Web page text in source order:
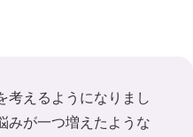
考えるようになりまし
みが一つ増えたような